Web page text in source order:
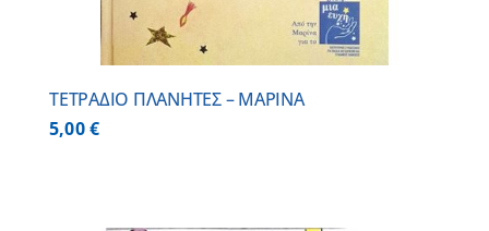
ΤΕΤΡΑΔΙΟ ΠΛΑΝΗΤΕΣ – ΜΑΡΙΝΑ
5,00€